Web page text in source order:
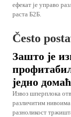
ефекат је управо
раста Б2Б.
Često
Зашто је
једно
Извоз шперплока
различитим
разноликост